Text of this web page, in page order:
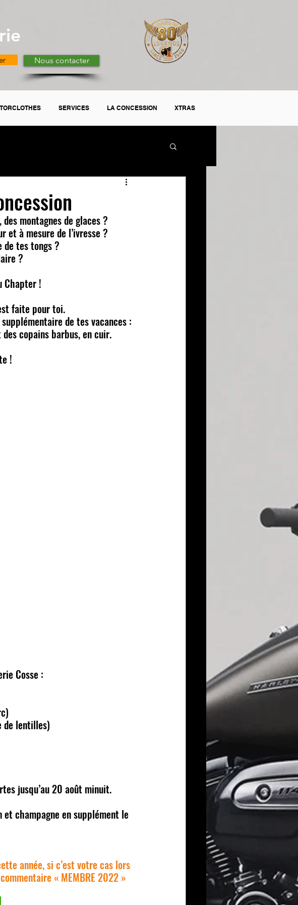
Nous contacter
SERVICES LA CONCESSION XTRAS
montagnes de glaces ?
et à mesure de l’ivresse ?
de tes tongs ?
?
Chapter !
faite pour toi.
de tes vacances :
copains barbus, en cuir.
!
Cosse :
de lentilles)
jusqu’au 20 août minuit.
champagne en supplément le
année, si c’est votre cas lors
« MEMBRE 2022 »